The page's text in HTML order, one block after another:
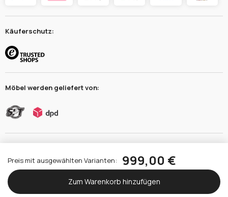
Preis mit ausgewählten Varianten: 999,00 €
Zum Warenkorb hinzufügen
Käuferschutz:
Möbel werden geliefert von:
Shoper Premium